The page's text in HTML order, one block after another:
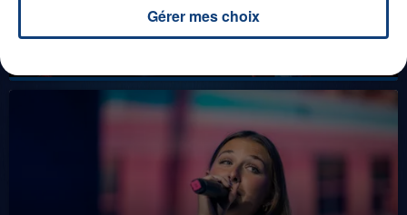
31 janvier 2025
Gérer mes choix